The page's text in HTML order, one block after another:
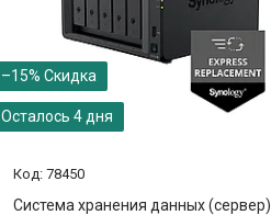
–15%
Осталось 4 дня
78450
Система хранения данных (сервер)